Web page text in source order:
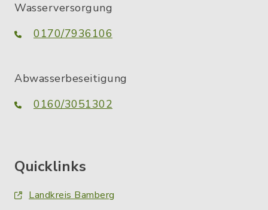
Wasserversorgung
0170/7936106
Abwasserbeseitigung
0160/3051302
Quicklinks
Landkreis Bamberg